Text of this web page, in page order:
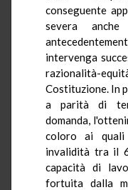
conseguente
severa
intervenga
razionalità-
Costituzione. In
a parità di
domanda,
coloro ai
invalidità tra il
capacità di
fortuita dalla